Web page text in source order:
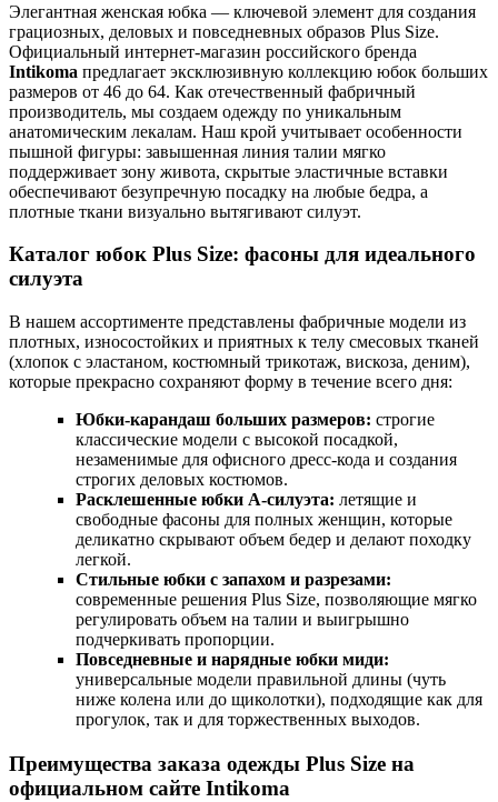
Элегантная женская юбка — ключевой элемент для создания
грациозных, деловых и повседневных образов Plus Size.
Официальный интернет-магазин российского бренда
Intikoma предлагает эксклюзивную коллекцию юбок больших
размеров от 46 до 64. Как отечественный фабричный
производитель, мы создаем одежду по уникальным
анатомическим лекалам. Наш крой учитывает особенности
пышной фигуры: завышенная линия талии мягко
поддерживает зону живота, скрытые эластичные вставки
обеспечивают безупречную посадку на любые бедра, а
плотные ткани визуально вытягивают силуэт.
Каталог юбок Plus Size: фасоны для идеального
силуэта
В нашем ассортименте представлены фабричные модели из
плотных, износостойких и приятных к телу смесовых тканей
(хлопок с эластаном, костюмный трикотаж, вискоза, деним),
которые прекрасно сохраняют форму в течение всего дня:
Юбки-карандаш больших размеров: строгие
классические модели с высокой посадкой,
незаменимые для офисного дресс-кода и создания
строгих деловых костюмов.
Расклешенные юбки А-силуэта: летящие и
свободные фасоны для полных женщин, которые
деликатно скрывают объем бедер и делают походку
легкой.
Стильные юбки с запахом и разрезами:
современные решения Plus Size, позволяющие мягко
регулировать объем на талии и выигрышно
подчеркивать пропорции.
Повседневные и нарядные юбки миди:
универсальные модели правильной длины (чуть
ниже колена или до щиколотки), подходящие как для
прогулок, так и для торжественных выходов.
Преимущества заказа одежды Plus Size на
официальном сайте Intikoma